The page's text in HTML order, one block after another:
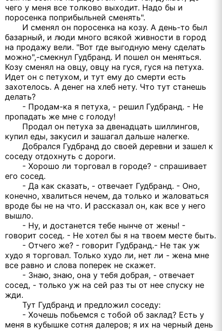
чего у меня все толково выходит. Надо бы и
поросенка поприбыльней сменять".
И сменял он поросенка на козу. А день-то был
базарный, и люди много всякой живности в город
на продажу вели. "Вот где выгодную мену сделать
можно",-смекнул Гудбранд. И пошел он меняться.
Козу сменял на овцу, овцу на гуся, гуся на петуха.
Идет он с петухом, и тут ему до смерти есть
захотелось. А денег на хлеб нету. Что тут станешь
делать?
- Продам-ка я петуха, - решил Гудбранд. - Не
пропадать же мне с голоду!
Продал он петуха за двенадцать шиллингов,
купил еды, закусил и зашагал дальше налегке.
Добрался Гудбранд до своей деревни и зашел к
соседу отдохнуть с дороги.
- Хорошо ли торговал в городе? - спрашивает
его сосед.
- Да как сказать, - отвечает Гудбранд. - Оно,
конечно, хвалиться нечем, да только и жаловаться
вроде бы не на что. И рассказал он, как все у него
вышло.
- Ну, и достанется тебе нынче от жены! -
говорит сосед. - Не хотел бы я на твоем месте быть.
- Отчего же? - говорит Гудбранд.- Не так уж
худо я торговал. Только худо ли, нет ли - жена мне
все равно и слова поперек не скажет.
- Знаю, знаю, она у тебя добрая, - отвечает
сосед, - только уж на сей раз ты от нее спуску не
жди.
Тут Гудбранд и предложил соседу:
- Хочешь побьемся с тобой об заклад? Есть у
меня в кубышке сотня далеров; я их на черный день